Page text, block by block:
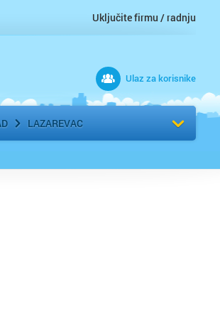
Uključite firmu / radnju
Ulaz za korisnike
LAZAREVACIzaberite komšiluk